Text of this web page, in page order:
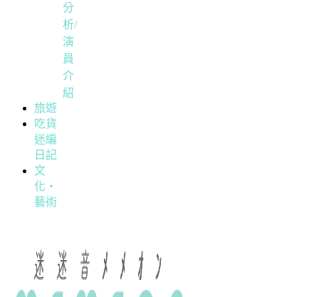
分
析/
演
員
介
紹
旅遊
吃貨
迷編
日記
文
化・
藝術